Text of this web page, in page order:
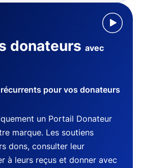
donateurs avec
pour vos donateurs
un Portail Donateur
marque. Les soutiens
dons, consulter leur
à leurs reçus et donner avec